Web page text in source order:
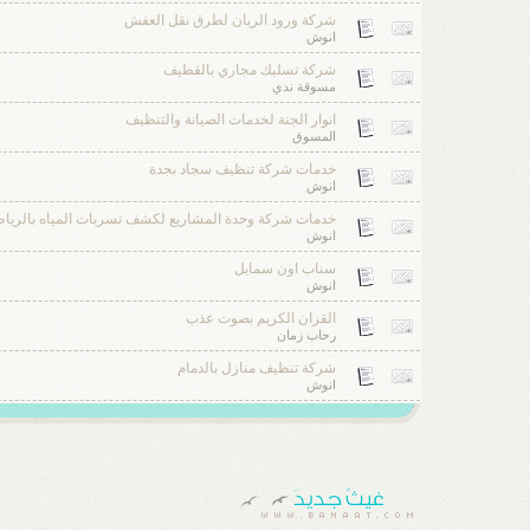
شركة ورود الريان لطرق نقل العفش
انوش
شركة تسليك مجاري بالقطيف
مسوقة ندي
انوار الجنة لخدمات الصيانة والتنظيف
المسوق
خدمات شركة تنظيف سجاد بجدة
انوش
خدمات شركة وحدة المشاريع لكشف تسربات المياه
انوش
سناب اون سمايل
انوش
القران الكريم بصوت عذب
رحاب زمان
شركة تنظيف منازل بالدمام
انوش